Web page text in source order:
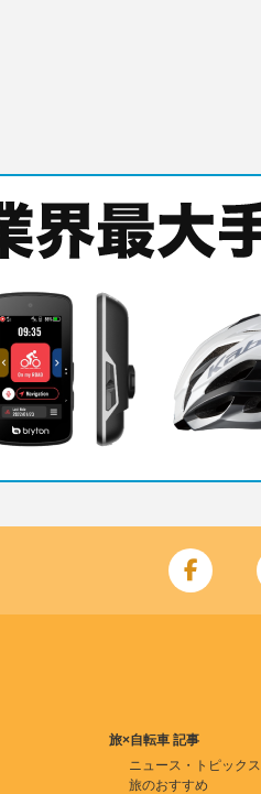
旅×自転車 記事
ニュース・トピックス
旅のおすすめ